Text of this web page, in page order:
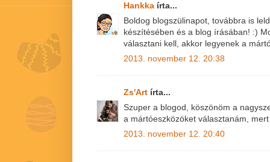
Hankka írta...
Boldog blogszülinapot, továbbra is
készítésében és a blog írásában! :)
választani kell, akkor legyenek a
2013. november 12. 20:38
Zs'Art írta...
Szuper a blogod, köszönöm a
a mártóeszközöket választanám,
2013. november 12. 20:40